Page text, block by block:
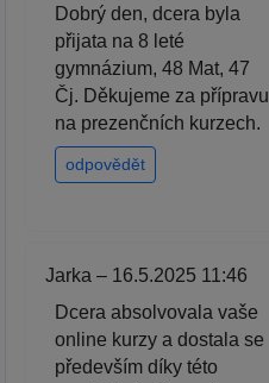
Dobrý den, dcera byla
přijata na 8 leté
gymnázium, 48 Mat, 47
Čj. Děkujeme za přípravu
na prezenčních kurzech.
odpovědět
Jarka – 16.5.2025 11:46
Dcera absolvovala vaše
online kurzy a dostala se
především díky této